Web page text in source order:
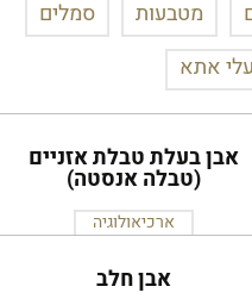
מטבעות
סמלים
אתא
אבן בעלת טבלת אזניים
(טבלה אנסטה)
ארכיאולוגיה
אבן חלב